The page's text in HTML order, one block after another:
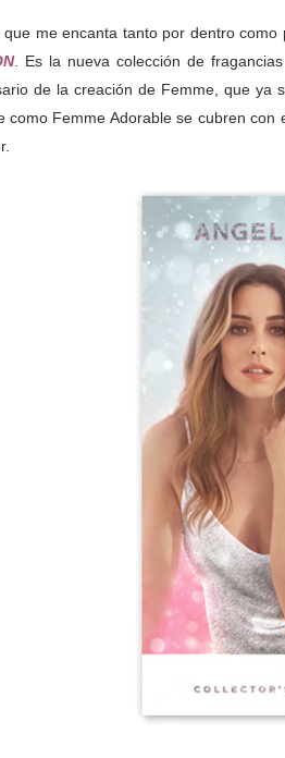
que me encanta tanto por dentro como
. Es la nueva colección de
de la creación de Femme, que ya
como Femme Adorable se cubren